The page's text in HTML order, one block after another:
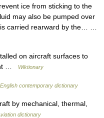
ice from sticking to the
may also be pumped over
carried rearward by the… …
on aircraft surfaces to
…
Wiktionary
English contemporary dictionary
by mechanical, thermal,
dictionary